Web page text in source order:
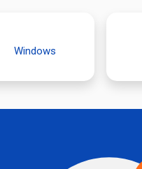
Windows